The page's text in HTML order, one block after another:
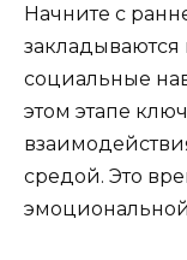
Начните с
социальные
этом этапе
средой. Это